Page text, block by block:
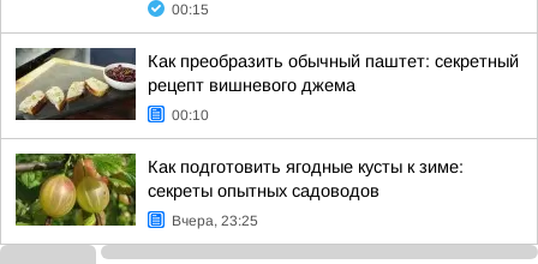
00:15
Как преобразить обычный паштет: секретный
рецепт вишневого джема
00:10
Как подготовить ягодные кусты к зиме:
секреты опытных садоводов
Вчера, 23:25